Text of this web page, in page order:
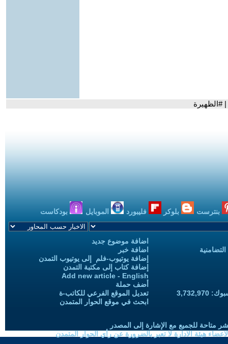
| #الظهيرة
بنترست بلوكر فليبورد الموبايل بودكاست
اضافة موضوع جديد
اضافة خبر
إضافة يوتيوب-فلم إلى يوتيوب التمدن
إضافة كتاب إلى مكتبة التمدن
Add new article - English
أضف حملة
تعديل الموقع الفرعي للكاتب-ة
ابحث في موقع الحوار المتمدن
متاحة للجميع مع الإشارة إلى المصدر
هيئة الادارة لا تعبر بالضرورة عن رأي الحوار المتمدن